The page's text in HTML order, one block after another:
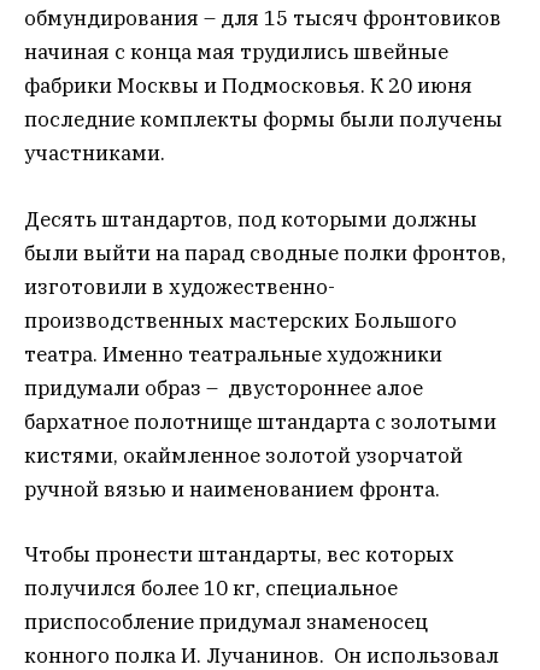
обмундирования – для 15 тысяч фронтовиков
начиная с конца мая трудились швейные
фабрики Москвы и Подмосковья. К 20 июня
последние комплекты формы были получены
участниками.
Десять штандартов, под которыми должны
были выйти на парад сводные полки фронтов,
изготовили в художественно-
производственных мастерских Большого
театра. Именно театральные художники
придумали образ – двустороннее алое
бархатное полотнище штандарта с золотыми
кистями, окаймленное золотой узорчатой
ручной вязью и наименованием фронта.
Чтобы пронести штандарты, вес которых
получился более 10 кг, специальное
приспособление придумал знаменосец
конного полка И. Лучанинов. Он использовал